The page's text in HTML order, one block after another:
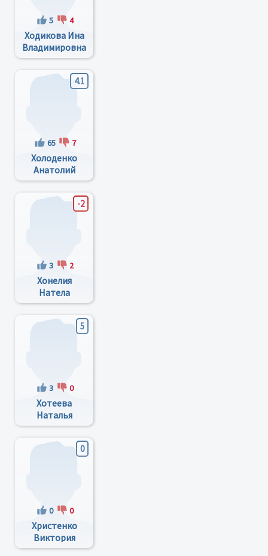
5 4
Ходикова Ина
Владимировна
4.1
65 7
Холоденко
Анатолий
Михайлович
-2
3 2
Хонелия
Натела
Ниатовна
5
3 0
Хотеева
Наталья
Витальевна
0
0 0
Христенко
Виктория
Викторовна